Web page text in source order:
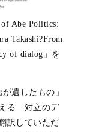
Abe Politics:
Takashi?From
of dialog」を
遺したもの」
る―対立のデ
訳していただ